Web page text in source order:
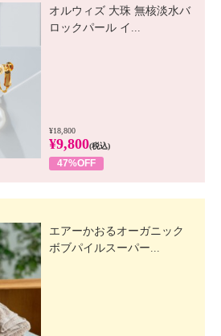
オルウィズ 大珠 無核淡水バ
ロックパール イ...
¥18,800
¥9,800(税込)
47%OFF
エアーかおるオーガニック
ボブパイルスーパー...